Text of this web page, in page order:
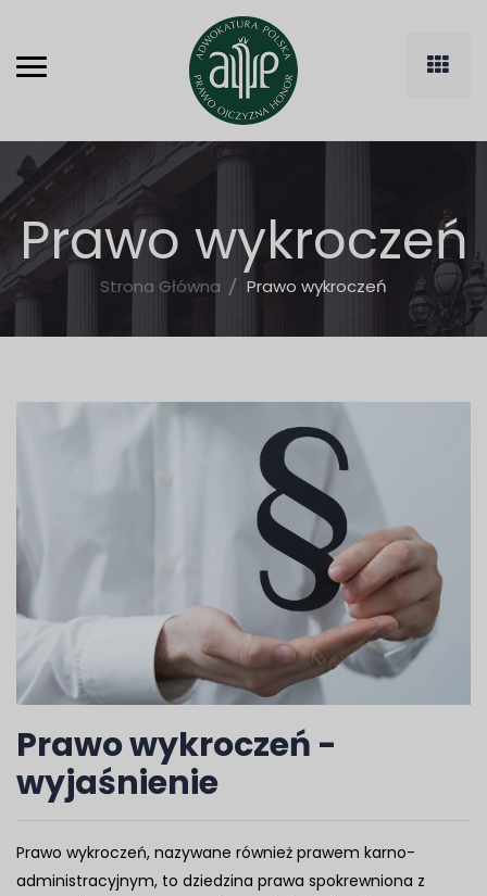
Prawo wykroczeń
Strona Główna Prawo wykroczeń
Prawo wykroczeń -
wyjaśnienie
Prawo wykroczeń, nazywane również prawem karno-
administracyjnym, to dziedzina prawa spokrewniona z